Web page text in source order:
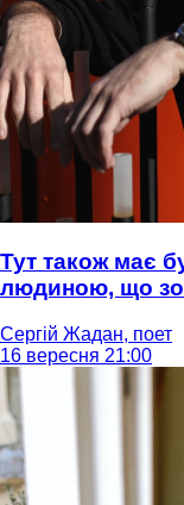
Тут також має
людиною, що
Сергій Жадан, поет
16 вересня 21:00